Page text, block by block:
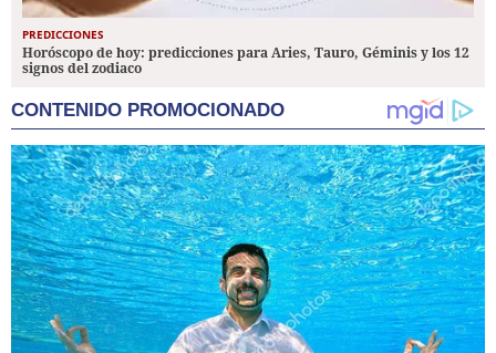
PREDICCIONES
Horóscopo de hoy: predicciones para Aries, Tauro, Géminis y los 12
signos del zodiaco
CONTENIDO PROMOCIONADO